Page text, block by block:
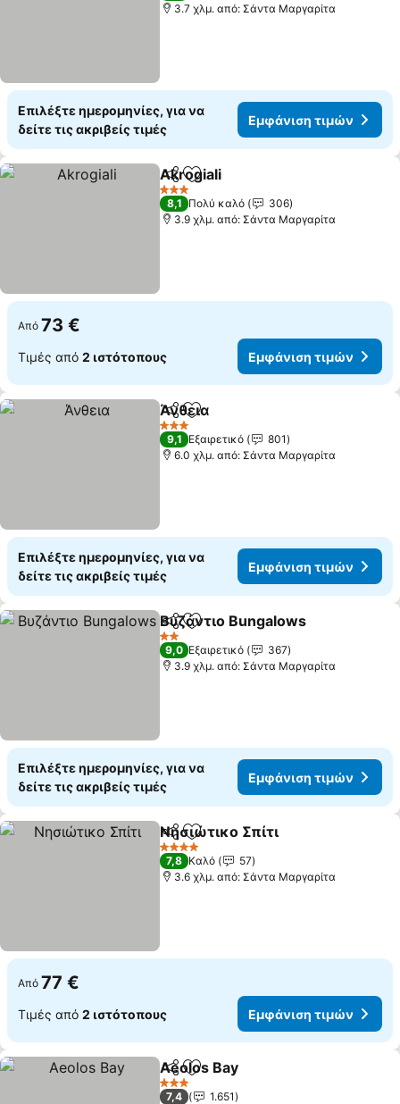
3.7 χλμ. από: Σάντα Μαργαρίτα
Επιλέξτε ημερομηνίες, για να
δείτε τις ακριβείς τιμές
Εμφάνιση τιμών
Κοινοποίηση
Προσθήκη στα αγαπημένα
Akrogiali
3 Αστέρια
8,1 Πολύ καλό
306
3.9 χλμ. από: Σάντα Μαργαρίτα
Από 73 €
Τιμές από 2 ιστότοπους Εμφάνιση τιμών
Κοινοποίηση
Προσθήκη στα αγαπημένα
Άνθεια
3 Αστέρια
9,1 Εξαιρετικό
801
6.0 χλμ. από: Σάντα Μαργαρίτα
Επιλέξτε ημερομηνίες, για να
δείτε τις ακριβείς τιμές
Εμφάνιση τιμών
Κοινοποίηση
Προσθήκη στα αγαπημένα
Βυζάντιο Bungalows
2 Αστέρια
9,0 Εξαιρετικό
367
3.9 χλμ. από: Σάντα Μαργαρίτα
Επιλέξτε ημερομηνίες, για να
δείτε τις ακριβείς τιμές
Εμφάνιση τιμών
Κοινοποίηση
Προσθήκη στα αγαπημένα
Νησιώτικο Σπίτι
4 Αστέρια
7,8 Καλό
57
3.6 χλμ. από: Σάντα Μαργαρίτα
Από 77 €
Τιμές από 2 ιστότοπους Εμφάνιση τιμών
Κοινοποίηση
Προσθήκη στα αγαπημένα
Aeolos Bay
3 Αστέρια
7,4
1.651